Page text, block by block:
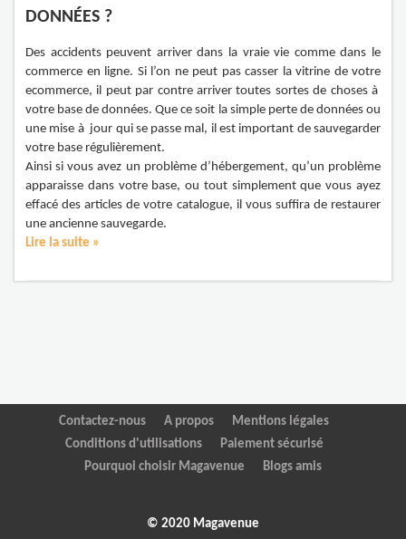
DONNÉES ?
Des accidents peuvent arriver dans la vraie vie comme dans le
commerce en ligne. Si l’on ne peut pas casser la vitrine de votre
ecommerce, il peut par contre arriver toutes sortes de choses à
votre base de données. Que ce soit la simple perte de données ou
une mise à jour qui se passe mal, il est important de sauvegarder
votre base régulièrement.
Ainsi si vous avez un problème d’hébergement, qu’un problème
apparaisse dans votre base, ou tout simplement que vous ayez
effacé des articles de votre catalogue, il vous suffira de restaurer
une ancienne sauvegarde.
Lire la suite »
Contactez-nous A propos
Mentions légales
Conditions d'utilisations
Paiement sécurisé
Pourquoi choisir Magavenue
Blogs amis
© 2020 Magavenue